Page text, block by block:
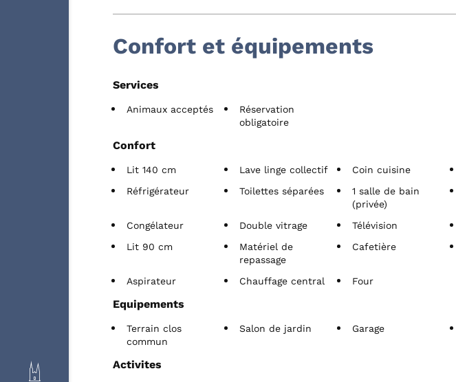
Confort et équipements
Services
Animaux acceptés
Réservation
obligatoire
Confort
Lit 140 cm Lave linge collectif Coin cuisine
Réfrigérateur
Toilettes séparées
1 salle de bain
(privée)
Congélateur Double vitrage Télévision
Lit 90 cm
Matériel de
repassage
Cafetière
Aspirateur Chauffage central Four
Equipements
Terrain clos
commun
Salon de jardin Garage
Activites